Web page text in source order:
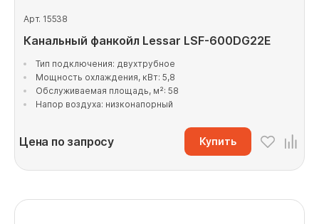
Арт. 15538
Канальный фанкойл Lessar LSF-600DG22E
Тип подключения: двухтрубное
Мощность охлаждения, кВт: 5,8
Обслуживаемая площадь, м²: 58
Напор воздуха: низконапорный
Цена по запросу Купить